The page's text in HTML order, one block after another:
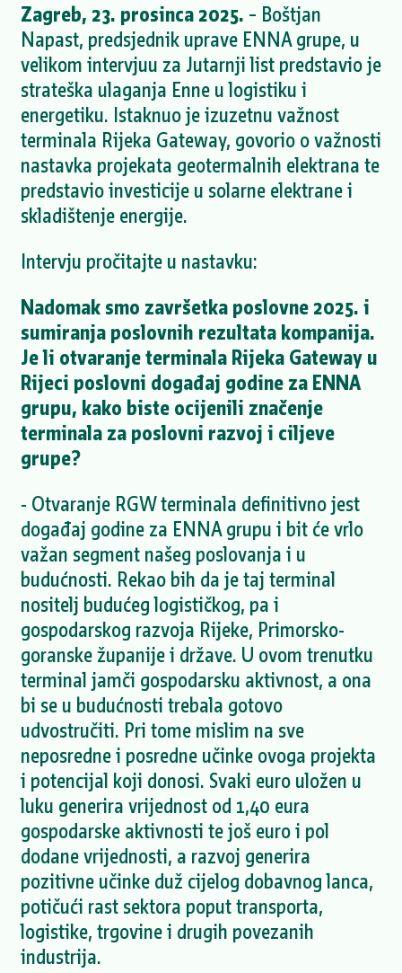
Zagreb, 23. prosinca 2025. – Boštjan
Napast, predsjednik uprave ENNA grupe, u
velikom intervjuu za Jutarnji list predstavio je
strateška ulaganja Enne u logistiku i
energetiku. Istaknuo je izuzetnu važnost
terminala Rijeka Gateway, govorio o važnosti
nastavka projekata geotermalnih elektrana te
predstavio investicije u solarne elektrane i
skladištenje energije.
Intervju pročitajte u nastavku:
Nadomak smo završetka poslovne 2025. i
sumiranja poslovnih rezultata kompanija.
Je li otvaranje terminala Rijeka Gateway u
Rijeci poslovni događaj godine za ENNA
grupu, kako biste ocijenili značenje
terminala za poslovni razvoj i ciljeve
grupe?
- Otvaranje RGW terminala definitivno jest
događaj godine za ENNA grupu i bit će vrlo
važan segment našeg poslovanja i u
budućnosti. Rekao bih da je taj terminal
nositelj budućeg logističkog, pa i
gospodarskog razvoja Rijeke, Primorsko-
goranske županije i države. U ovom trenutku
terminal jamči gospodarsku aktivnost, a ona
bi se u budućnosti trebala gotovo
udvostručiti. Pri tome mislim na sve
neposredne i posredne učinke ovoga projekta
i potencijal koji donosi. Svaki euro uložen u
luku generira vrijednost od 1,40 eura
gospodarske aktivnosti te još euro i pol
dodane vrijednosti, a razvoj generira
pozitivne učinke duž cijelog dobavnog lanca,
potičući rast sektora poput transporta,
logistike, trgovine i drugih povezanih
industrija.